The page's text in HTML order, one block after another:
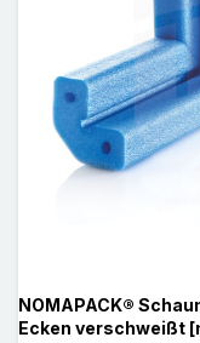
NOMAPACK®
Ecken verschweißt